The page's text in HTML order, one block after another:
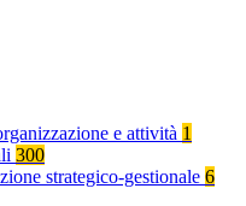
e attività 1
300
strategico-gestionale 6